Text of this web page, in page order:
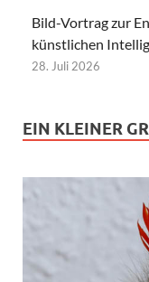
Bild-Vortrag zur
künstlichen
28. Juli 2026
EIN KLEINER